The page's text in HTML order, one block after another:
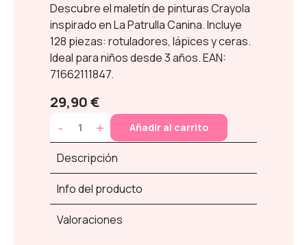
Descubre el maletín de pinturas Crayola
inspirado en La Patrulla Canina. Incluye
128 piezas: rotuladores, lápices y ceras.
Ideal para niños desde 3 años. EAN:
71662111847.
29,90 €
- + Añadir al carrito
Descripción
Info del producto
Valoraciones